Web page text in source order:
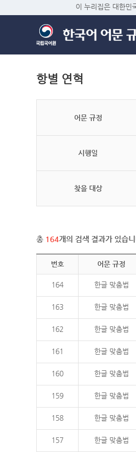
이 누리집은 대한민
항별 연혁
어문 규정
시행일
찾을 대상
총 164개의 검색 결과가 있습니
번호 어문 규정
164 한글 맞춤법
163 한글 맞춤법
162 한글 맞춤법
161 한글 맞춤법
160 한글 맞춤법
159 한글 맞춤법
158 한글 맞춤법
157 한글 맞춤법